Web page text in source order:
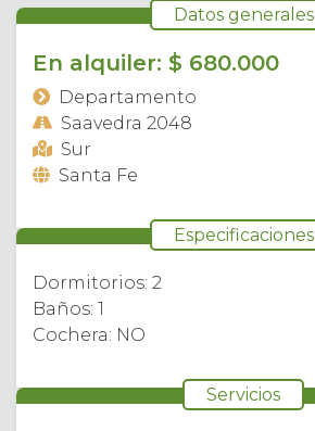
Datos generales
En alquiler: $ 680.000
Departamento
Saavedra 2048
Sur
Santa Fe
Especificaciones
Dormitorios: 2
Baños: 1
Cochera: NO
Servicios